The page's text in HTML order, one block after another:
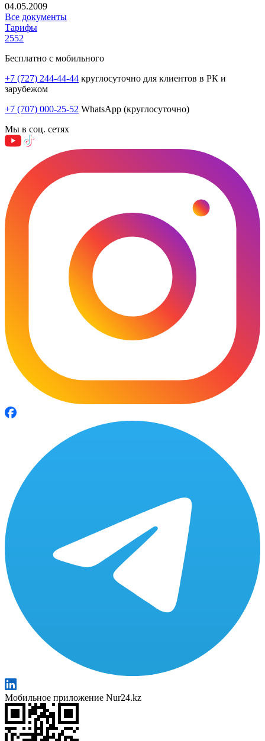
04.05.2009
Все документы
Тарифы
2552
Бесплатно с мобильного
+7 (727) 244-44-44 круглосуточно для клиентов в РК и
зарубежом
+7 (707) 000-25-52 WhatsApp (круглосуточно)
Мы в соц. сетях
Мобильное приложение Nur24.kz